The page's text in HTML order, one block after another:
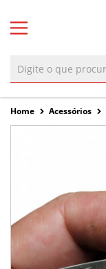
Home Acessórios